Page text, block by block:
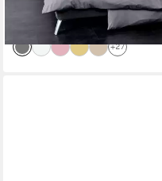
lieferbar - in 3-4 Werktagen bei dir
+27